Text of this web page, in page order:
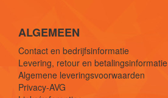
ALGEMEEN
Contact en bedrijfsinformatie
Levering, retour en betalingsinformatie
Algemene leveringsvoorwaarden
Privacy-AVG